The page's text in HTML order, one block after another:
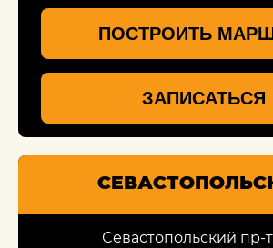
ПОСТРОИТЬ
ЗАПИСАТЬСЯ
Севастопольский пр-